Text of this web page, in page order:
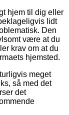
hjem til dig eller
lidt
Den
være at du
krav om at du
hjemsted.
meget
så med det
det